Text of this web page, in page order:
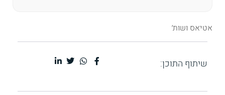
אטיאס ושות׳
שיתוף התוכן: